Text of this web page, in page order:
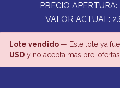
PRECIO APERTURA:
VALOR ACTUAL:
Lote vendido— Este lote ya
USDy no acepta más pre-